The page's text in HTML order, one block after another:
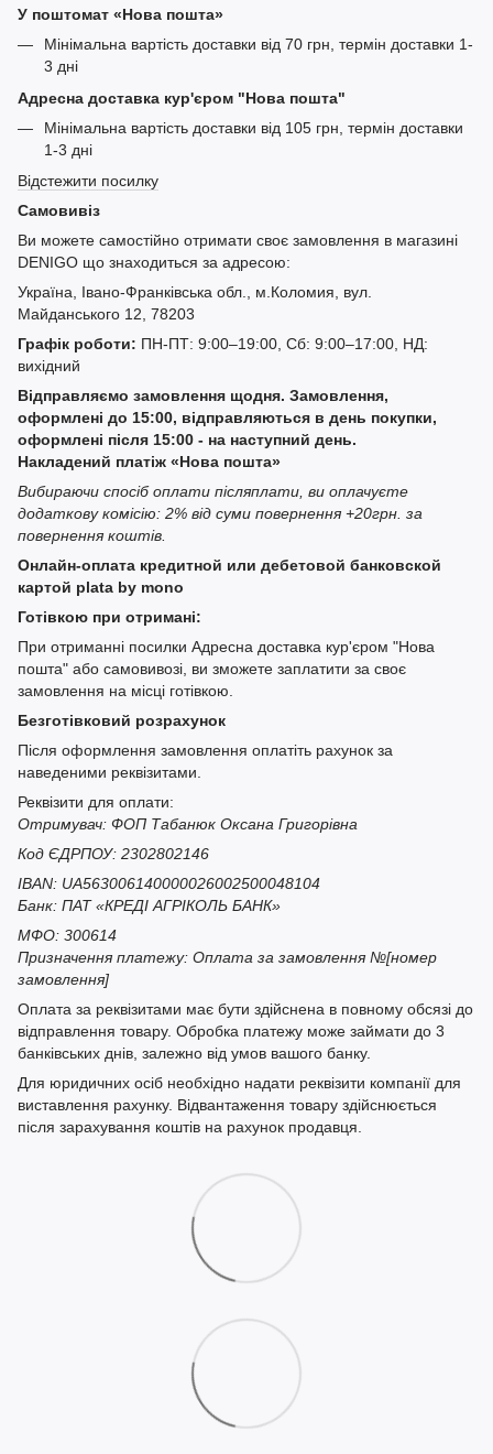
У поштомат «Нова пошта»
Мінімальна вартість доставки від 70 грн, термін доставки 1-
3 дні
Адресна доставка кур'єром "Нова пошта"
Мінімальна вартість доставки від 105 грн, термін доставки
1-3 дні
Відстежити посилку
Самовивіз
Ви можете самостійно отримати своє замовлення в магазині
DENIGO що знаходиться за адресою:
Україна, Івано-Франківська обл., м.Коломия, вул.
Майданського 12, 78203
Графік роботи: ПН-ПТ: 9:00–19:00, Сб: 9:00–17:00, НД:
вихідний
Відправляємо замовлення щодня. Замовлення,
оформлені до 15:00, відправляються в день покупки,
оформлені після 15:00 - на наступний день.
Накладений платіж «Нова пошта»
Вибираючи спосіб оплати післяплати, ви оплачуєте
додаткову комісію: 2% від суми повернення +20грн. за
повернення коштів.
Онлайн-оплата кредитной или дебетовой банковской
картой plata by mono
Готівкою при отримані:
При отриманні посилки Адресна доставка кур'єром "Нова
пошта" або самовивозі, ви зможете заплатити за своє
замовлення на місці готівкою.
Безготівковий розрахунок
Після оформлення замовлення оплатіть рахунок за
наведеними реквізитами.
Реквізити для оплати:
Отримувач: ФОП Табанюк Оксана Григорівна
Код ЄДРПОУ: 2302802146
IBAN: UA563006140000026002500048104
Банк: ПАТ «КРЕДІ АГРІКОЛЬ БАНК»
МФО: 300614
Призначення платежу: Оплата за замовлення №[номер
замовлення]
Оплата за реквізитами має бути здійснена в повному обсязі до
відправлення товару. Обробка платежу може займати до 3
банківських днів, залежно від умов вашого банку.
Для юридичних осіб необхідно надати реквізити компанії для
виставлення рахунку. Відвантаження товару здійснюється
після зарахування коштів на рахунок продавця.